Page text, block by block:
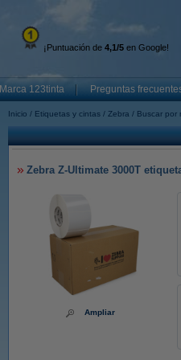
¡Puntuación de 4,1/5 en Google!
Marca 123tinta Preguntas
Inicio Etiquetas y cintas Zebra Buscar por
Zebra Z-Ultimate 3000T
Ampliar